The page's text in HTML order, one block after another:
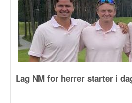
Lag NM for herrer starter i